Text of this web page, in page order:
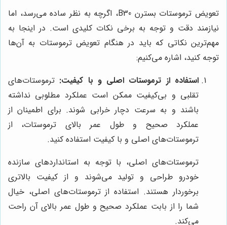
تعویض ترموستات بسترن B30، اگرچه به نظر ساده می‌رسد، اما
نیازمند دقت و توجه به برخی نکات کلیدی است. در اینجا به
مهم‌ترین نکاتی که باید در هنگام تعویض ترموستات به آن‌ها
توجه کنید، اشاره می‌کنیم:
استفاده از ترموستات اصلی و با کیفیت: ترموستات‌های
تقلبی و بی‌کیفیت ممکن است عملکرد مطلوبی نداشته
باشند و به سرعت دچار خرابی شوند. برای اطمینان از
عملکرد صحیح و طول عمر بالای ترموستات، از
ترموستات‌های اصلی و با کیفیت استفاده کنید.
ترموستات‌های اصلی، با توجه به استانداردهای سازنده
خودرو طراحی و تولید می‌شوند و از کیفیت بالاتری
برخوردار هستند. استفاده از ترموستات‌های اصلی، خیال
شما را از بابت عملکرد صحیح و طول عمر بالای آن راحت
می‌کند.